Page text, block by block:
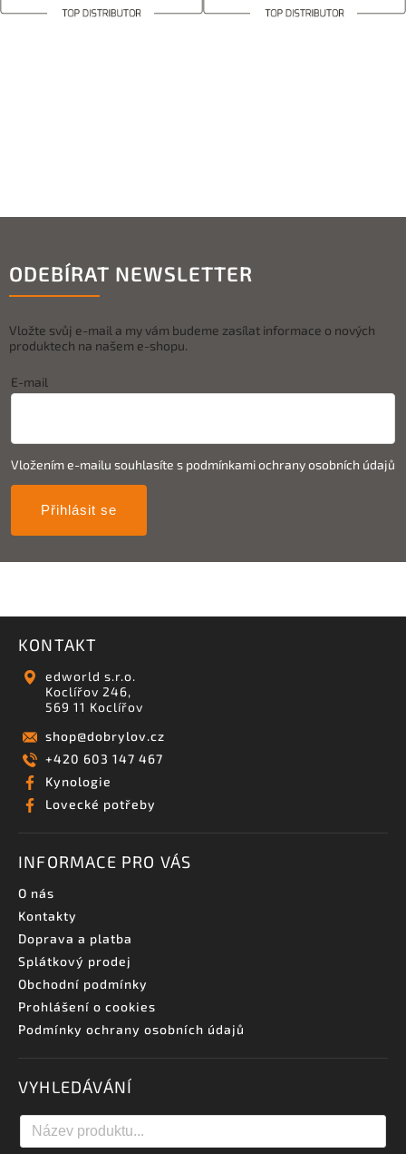
ODEBÍRAT NEWSLETTER
Vložte svůj e-mail a my vám budeme zasílat informace o nových
produktech na našem e-shopu.
E-mail
Vložením e-mailu souhlasíte s podmínkami ochrany osobních údajů
Přihlásit se
KONTAKT
edworld s.r.o.
Koclířov 246,
569 11 Koclířov
shop@dobrylov.cz
+420 603 147 467
Kynologie
Lovecké potřeby
INFORMACE PRO VÁS
O nás
Kontakty
Doprava a platba
Splátkový prodej
Obchodní podmínky
Prohlášení o cookies
Podmínky ochrany osobních údajů
VYHLEDÁVÁNÍ